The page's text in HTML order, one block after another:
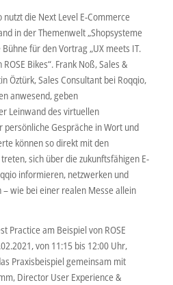
die Next Level E-Commerce
in der Themenwelt „Shopsysteme
für den Vortrag „UX meets IT.
Bikes“. Frank Noß, Sales &
Öztürk, Sales Consultant bei Roqqio,
anwesend, geben
Leinwand des virtuellen
persönliche Gespräche in Wort und
können so direkt mit den
sich über die zukunftsfähigen E-
informieren, netzwerken und
wie bei einer realen Messe allein
Practice am Beispiel von ROSE
von 11:15 bis 12:00 Uhr,
Praxisbeispiel gemeinsam mit
Director User Experience &